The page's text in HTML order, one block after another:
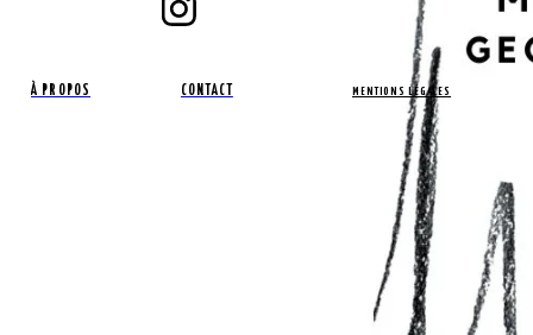
CONTACT
À PROPOS MENTIONS LÉGALES